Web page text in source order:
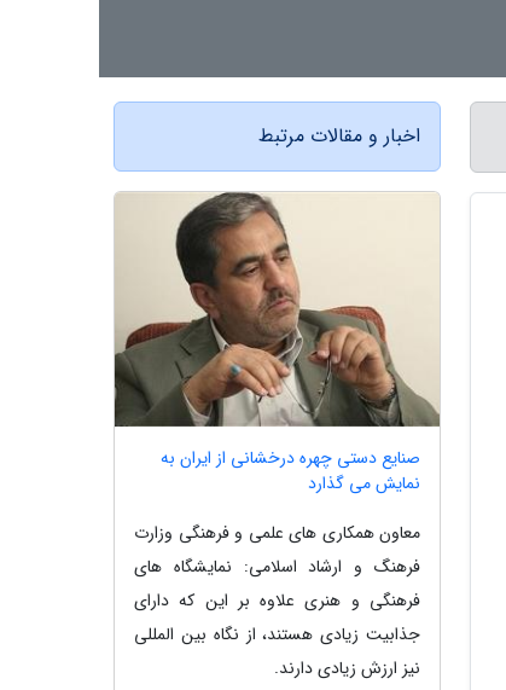
اخبار و مقالات مرتبط
صنایع دستی چهره درخشانی از ایران به
نمایش می گذارد
معاون همکاری های علمی و فرهنگی وزارت
فرهنگ و ارشاد اسلامی: نمایشگاه های
فرهنگی و هنری علاوه بر این که دارای
جذابیت زیادی هستند، از نگاه بین المللی
نیز ارزش زیادی دارند.